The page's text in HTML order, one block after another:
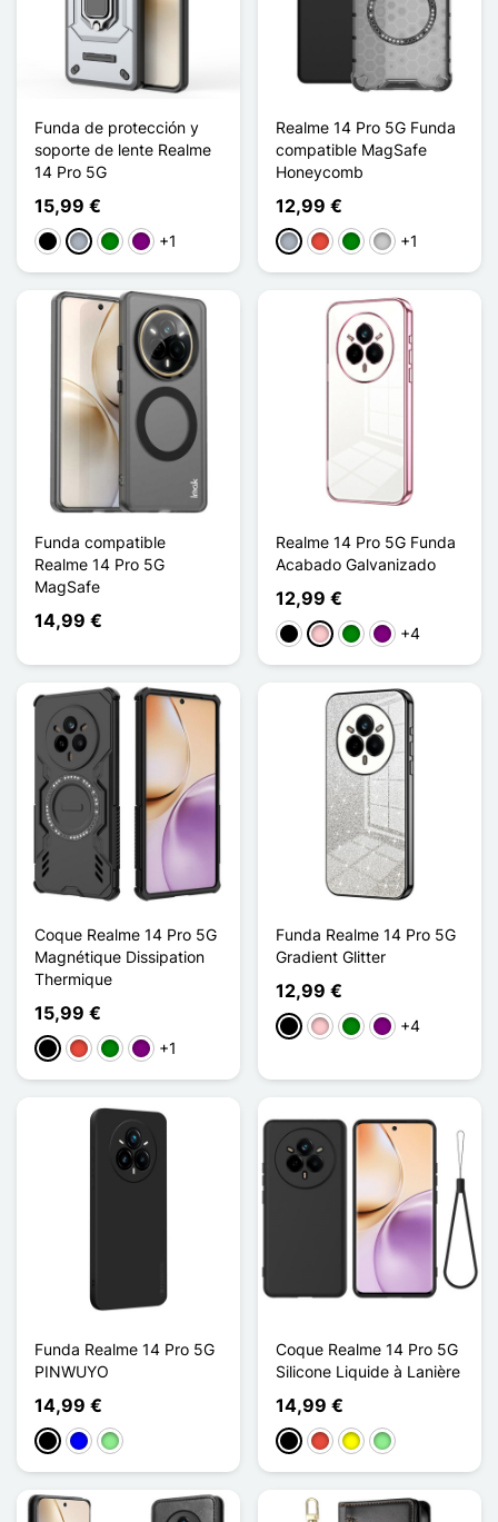
Funda de protección y
soporte de lente Realme
14 Pro 5G
15,99 €
Negro
Gris VerdePúrpura
+1
Realme 14 Pro 5G Funda
compatible MagSafe
Honeycomb
12,99 €
Gris RojoVerdeTransparente
+1
Funda compatible
Realme 14 Pro 5G
MagSafe
14,99 €
Realme 14 Pro 5G Funda
Acabado Galvanizado
12,99 €
NegroRosaVerdePúrpura
+4
Coque Realme 14 Pro 5G
Magnétique Dissipation
Thermique
15,99 €
NegroRojoVerdePúrpura
+1
Funda Realme 14 Pro 5G
Gradient Glitter
12,99 €
NegroRosaVerdePúrpura
+4
Funda Realme 14 Pro 5G
PINWUYO
14,99 €
NegroAzulVerde claro
Coque Realme 14 Pro 5G
Silicone Liquide à Lanière
14,99 €
NegroRojoAmarilloVerde claro